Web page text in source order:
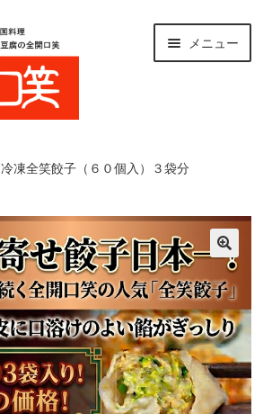
メニュー
冷凍全笑餃子（６０個入）３袋分
🔍